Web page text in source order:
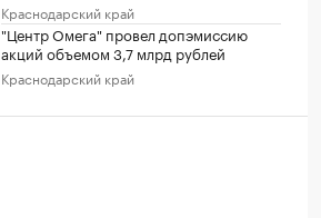
Краснодарский край
"Центр Омега" провел допэмиссию
акций объемом 3,7 млрд рублей
Краснодарский край